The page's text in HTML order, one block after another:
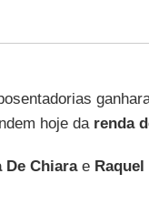
hoje da renda
De Chiarae